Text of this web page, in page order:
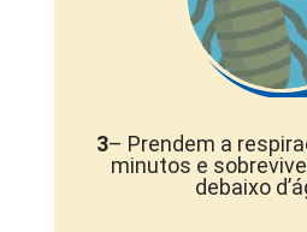
3– Prendem a
minutos e
debaixo